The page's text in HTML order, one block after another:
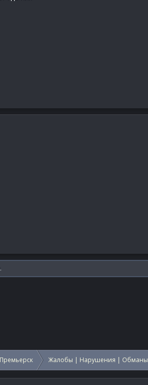
Жалобы | Нарушения | Обманы